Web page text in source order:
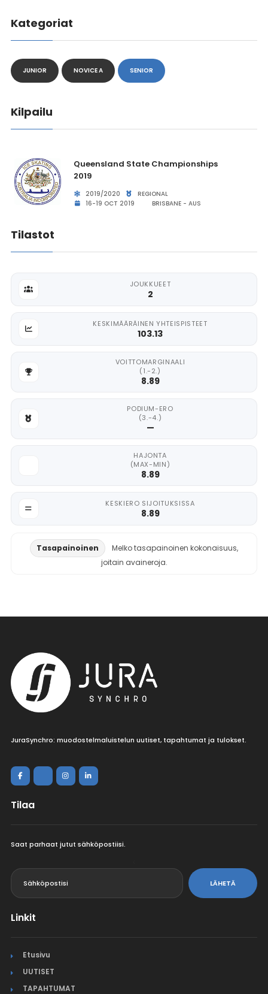
Kategoriat
JUNIOR NOVICE A SENIOR
Kilpailu
Queensland State Championships
2019
2019/2020
REGIONAL
16-19 OCT 2019
BRISBANE - AUS
Tilastot
JOUKKUEET
2
KESKIMÄÄRÄINEN YHTEISPISTEET
103.13
VOITTOMARGINAALI
(1.-2.)
8.89
PODIUM-ERO
(3.-4.)
—
HAJONTA
(MAX-MIN)
8.89
KESKIERO SIJOITUKSISSA
8.89
Tasapainoinen
Melko tasapainoinen kokonaisuus,
joitain avaineroja.
JuraSynchro: muodostelmaluistelun uutiset, tapahtumat ja tulokset.
Tilaa
Saat parhaat jutut sähköpostiisi.
LÄHETÄ
Linkit
Etusivu
UUTISET
TAPAHTUMAT